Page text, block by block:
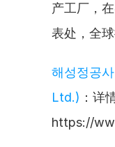
产工厂，
表处，全
해성정공
Ltd.) ：详
https://